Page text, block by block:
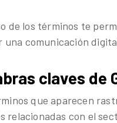
de los términos te
una comunicación
claves de
que aparecen
relacionadas con el